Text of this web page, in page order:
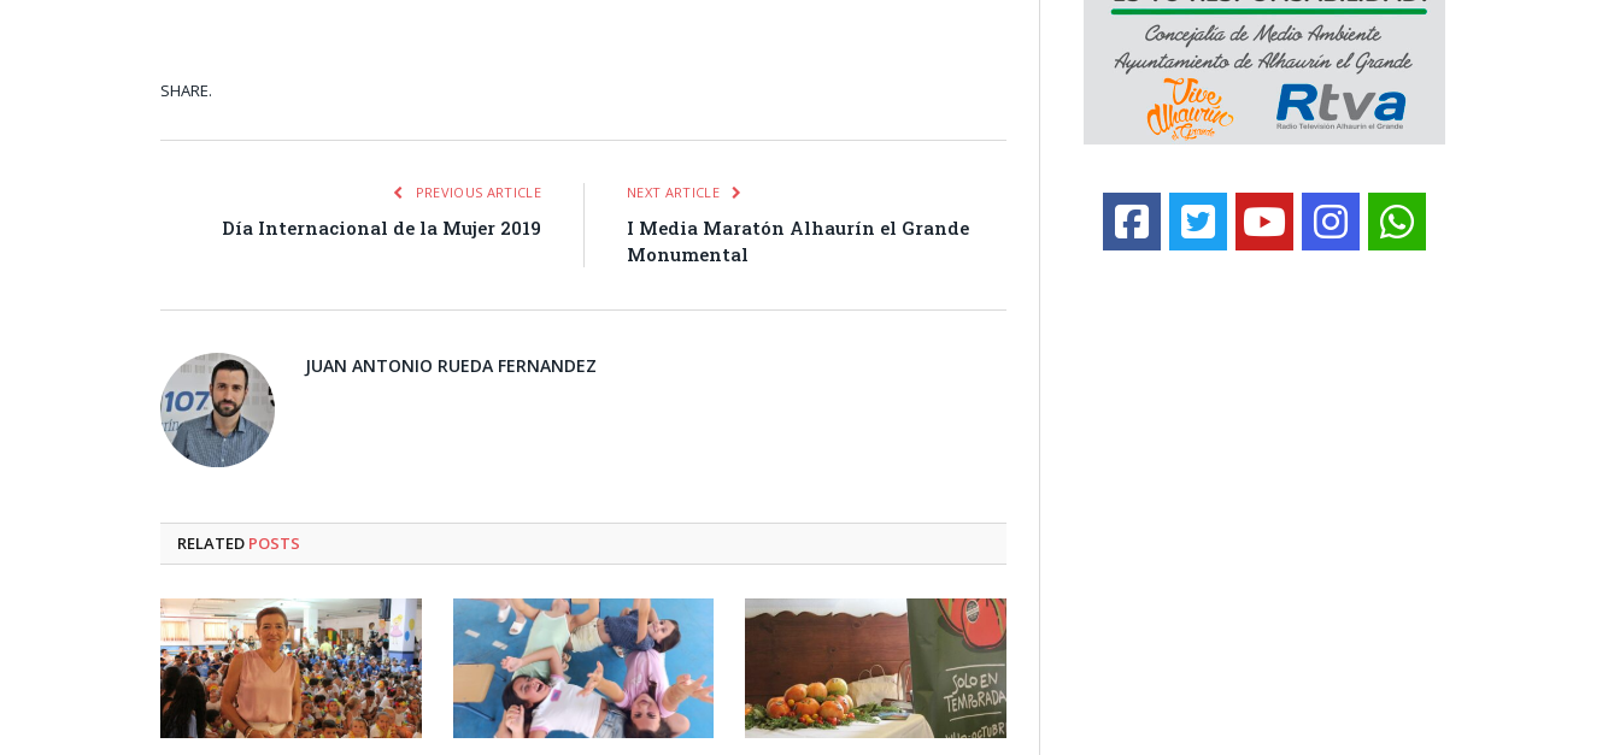
SHARE.
PREVIOUS ARTICLE
Día Internacional de la Mujer 2019
NEXT ARTICLE
I Media Maratón Alhaurín el Grande
Monumental
JUAN ANTONIO RUEDA FERNANDEZ
RELATED POSTS